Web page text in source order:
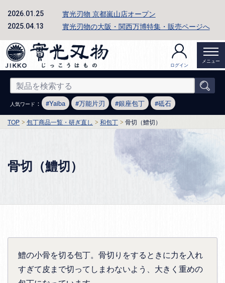
2026.01.25 實光刃物 京都嵐山店オープン
2025.04.13 實光刃物の大阪・関西万博特集・販売ページへ
ログイン
メニュー
人気ワード ： Yaiba 万能片刃 銀座包丁 砥石
TOP 包丁商品一覧・研ぎ直し 和包丁 骨切（鱧切）
骨切（鱧切）
鱧の小骨を切る包丁。骨切りをするときに力を入れ
すぎて皮まで切ってしまわないよう、大きく重めの